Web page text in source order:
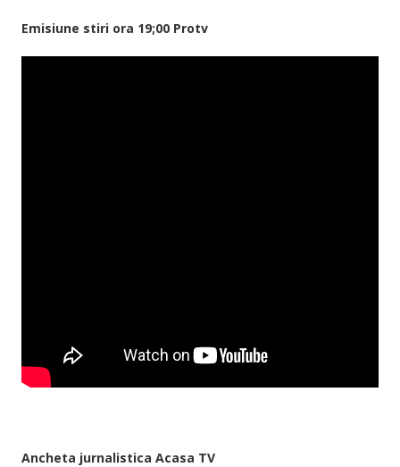
Emisiune stiri ora 19;00 Protv
Ancheta jurnalistica Acasa TV